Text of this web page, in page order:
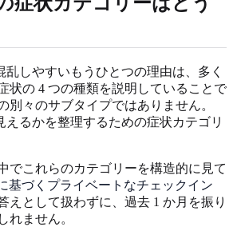
乱しやすいもうひとつの理由は、多く
状の 4 つの種類を説明していることで
別々のサブタイプではありません。
えるかを整理するための症状カテゴリ
でこれらのカテゴリーを構造的に見て
基づくプライベートなチェックイン
えとして扱わずに、過去 1 か月を振り
れません。